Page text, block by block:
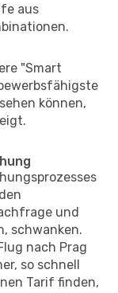
aus
"Smart
können,
und
schwanken.
nach Prag
so schnell
Tarif finden,